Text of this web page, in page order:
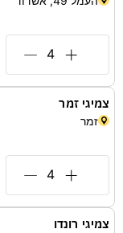
צמיגי זמר
זמר
צמיגי רונדו